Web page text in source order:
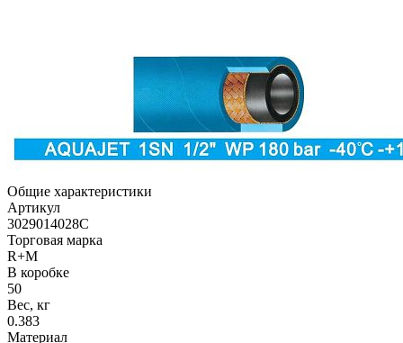
Общие характеристики
Артикул
3029014028C
Торговая марка
R+M
В коробке
50
Вес, кг
0.383
Материал